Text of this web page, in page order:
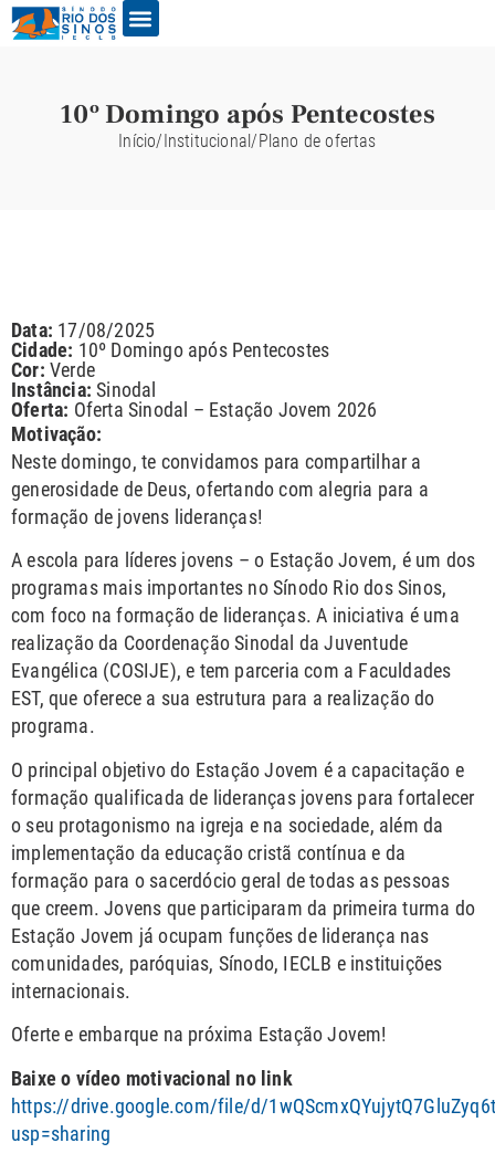
10º Domingo após Pentecostes
Início/Institucional/Plano de ofertas
Data: 17/08/2025
Cidade: 10º Domingo após Pentecostes
Cor: Verde
Instância:Sinodal
Oferta: Oferta Sinodal – Estação Jovem 2026
Motivação:
Neste domingo, te convidamos para compartilhar a
generosidade de Deus, ofertando com alegria para a
formação de jovens lideranças!
A escola para líderes jovens – o Estação Jovem, é um dos
programas mais importantes no Sínodo Rio dos Sinos,
com foco na formação de lideranças. A iniciativa é uma
realização da Coordenação Sinodal da Juventude
Evangélica (COSIJE), e tem parceria com a Faculdades
EST, que oferece a sua estrutura para a realização do
programa.
O principal objetivo do Estação Jovem é a capacitação e
formação qualificada de lideranças jovens para fortalecer
o seu protagonismo na igreja e na sociedade, além da
implementação da educação cristã contínua e da
formação para o sacerdócio geral de todas as pessoas
que creem. Jovens que participaram da primeira turma do
Estação Jovem já ocupam funções de liderança nas
comunidades, paróquias, Sínodo, IECLB e instituições
internacionais.
Oferte e embarque na próxima Estação Jovem!
Baixe o vídeo motivacional no link
https://drive.google.com/file/d/
usp=sharing